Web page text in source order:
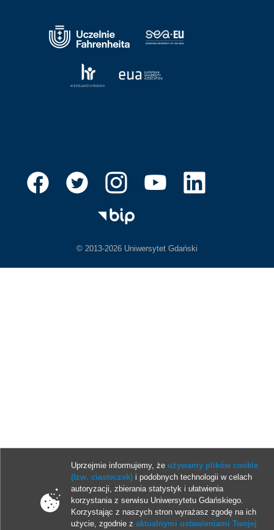
© 2013-2026 Uniwersytet Gdański
Uprzejmie informujemy, że używamy plików cookie
(tzw. ciasteczek)i podobnych technologii w celach
autoryzacji, zbierania statystyk i ułatwienia
korzystania z serwisu Uniwersytetu Gdańskiego.
Korzystając z naszych stron wyrażasz zgodę na ich
użycie, zgodnie z aktualnymi ustawieniami Twojej